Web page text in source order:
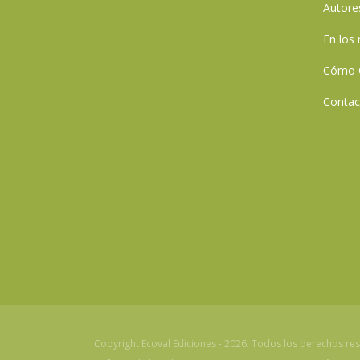
En los
Cómo
Copyright Ecoval Ediciones - 2026. Todos los derechos